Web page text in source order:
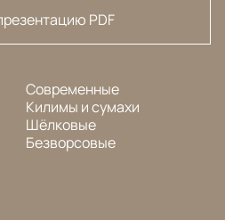
PDF
Современные
Килимы и сумахи
Шёлковые
Безворсовые